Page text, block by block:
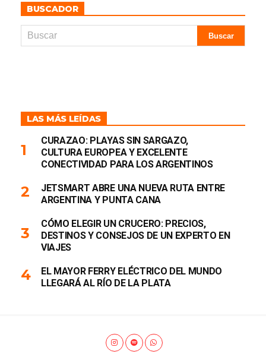
BUSCADOR
LAS MÁS LEÍDAS
CURAZAO: PLAYAS SIN SARGAZO,
CULTURA EUROPEA Y EXCELENTE
CONECTIVIDAD PARA LOS ARGENTINOS
JETSMART ABRE UNA NUEVA RUTA ENTRE
ARGENTINA Y PUNTA CANA
CÓMO ELEGIR UN CRUCERO: PRECIOS,
DESTINOS Y CONSEJOS DE UN EXPERTO EN
VIAJES
EL MAYOR FERRY ELÉCTRICO DEL MUNDO
LLEGARÁ AL RÍO DE LA PLATA